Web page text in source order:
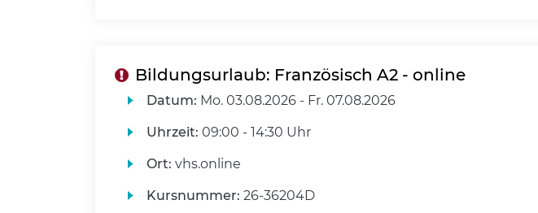
Bildungsurlaub: Französisch A2 - online
Datum: Mo. 03.08.2026 - Fr. 07.08.2026
Uhrzeit: 09:00 - 14:30 Uhr
Ort: vhs.online
Kursnummer: 26-36204D